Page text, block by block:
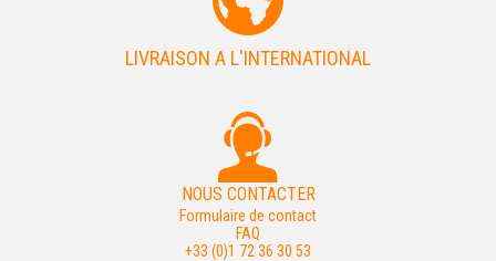
LIVRAISON A L'INTERNATIONAL
NOUS CONTACTER
Formulaire de contact
FAQ
+33 (0)1 72 36 30 53